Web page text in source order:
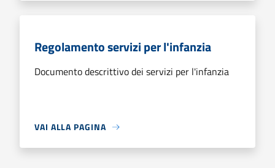
Regolamento servizi per l'infanzia
Documento descrittivo dei servizi per l'infanzia
VAI ALLA PAGINA